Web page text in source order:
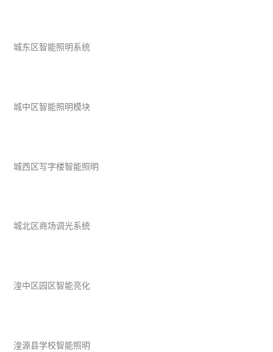
城东区智能照明系统
城中区智能照明模块
城西区写字楼智能照明
城北区商场调光系统
湟中区园区智能亮化
湟源县学校智能照明